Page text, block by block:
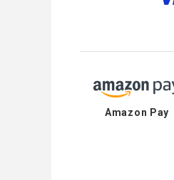
Amazon Pay